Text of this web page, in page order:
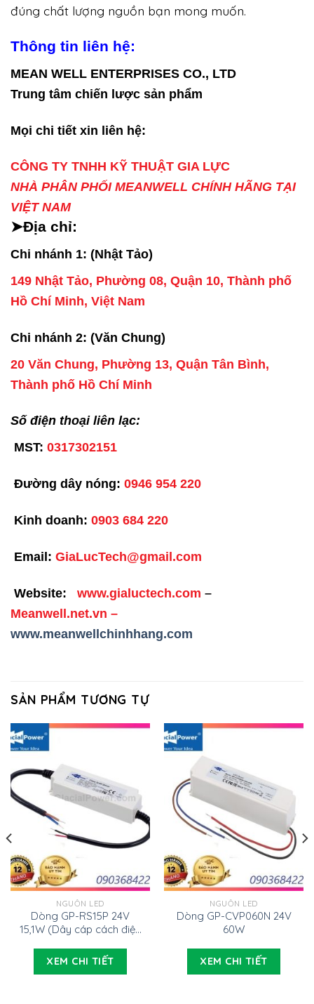
đúng chất lượng nguồn bạn mong muốn.
Thông tin liên hệ:
MEAN WELL ENTERPRISES CO., LTD
Trung tâm chiến lược sản phẩm
Mọi chi tiết xin liên hệ:
CÔNG TY TNHH KỸ THUẬT GIA LỰC
NHÀ PHÂN PHỐI MEANWELL CHÍNH HÃNG TẠI
VIỆT NAM
➤Địa chỉ:
Chi nhánh 1: (Nhật Tảo)
149 Nhật Tảo, Phường 08, Quận 10, Thành phố
Hồ Chí Minh, Việt Nam
Chi nhánh 2: (Văn Chung)
20 Văn Chung, Phường 13, Quận Tân Bình,
Thành phố Hồ Chí Minh
Số điện thoại liên lạc:
MST: 0317302151
Đường dây nóng: 0946 954 220
Kinh doanh: 0903 684 220
Email: GiaLucTech@gmail.com
Website: www.gialuctech.com –
Meanwell.net.vn –
www.meanwellchinhhang.com
SẢN PHẨM TƯƠNG TỰ
NGUỒN LED
Dòng GP-RS15P 24V
15,1W (Dây cáp cách điện
XEM CHI TIẾT
NGUỒN LED
Dòng GP-CVP060N 24V
60W
XEM CHI TIẾT